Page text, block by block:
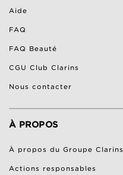
Aide
FAQ
FAQ Beauté
CGU Club Clarins
Nous contacter
À PROPOS
À propos du Groupe Clarins
Actions responsables